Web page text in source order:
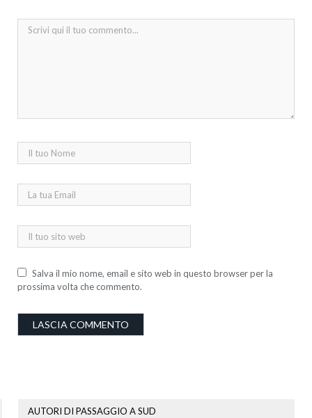
Salva il mio nome, email e sito web in questo browser per la
prossima volta che commento.
AUTORI DI PASSAGGIO A SUD